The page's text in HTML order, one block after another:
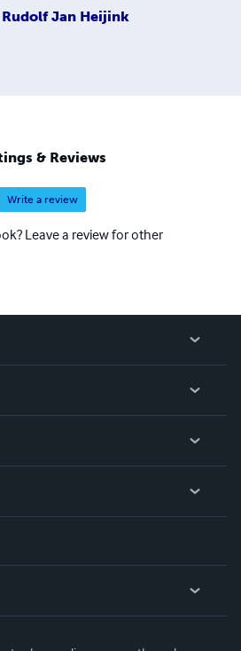
Rudolf Jan Heijink
& Reviews
Write a review
Leave a review for other